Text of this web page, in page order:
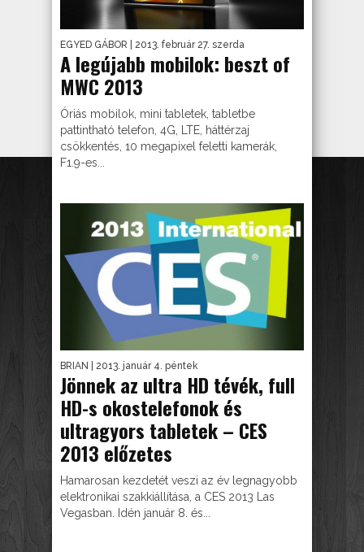
EGYED GÁBOR | 2013. február 27. szerda
A legújabb mobilok: beszt of
MWC 2013
Óriás mobilok, mini tabletek, tabletbe
pattintható telefon, 4G, LTE, háttérzaj
csökkentés, 10 megapixel feletti kamerák,
F1.9-es...
BRIAN | 2013. január 4. péntek
Jönnek az ultra HD tévék, full
HD-s okostelefonok és
ultragyors tabletek – CES
2013 előzetes
Hamarosan kezdetét veszi az év legnagyobb
elektronikai szakkiállítása, a CES 2013 Las
Vegasban. Idén január 8. és...